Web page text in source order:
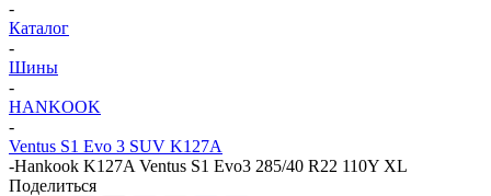
-
Каталог
-
Шины
-
HANKOOK
-
Ventus S1 Evo 3 SUV K127A
-Hankook K127A Ventus S1 Evo3 285/40 R22 110Y XL
Поделиться